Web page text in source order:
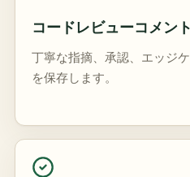
コードレビューコメント
丁寧な指摘、承認、エッジ
を保存します。